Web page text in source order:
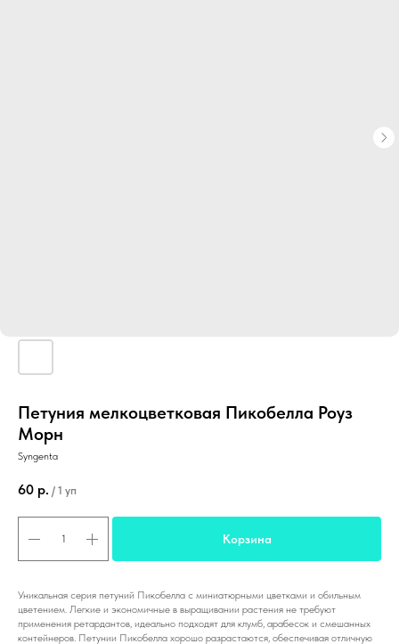
Петуния мелкоцветковая Пикобелла Роуз
Морн
Syngenta
60 р. / 1 уп
Корзина
Уникальная серия петуний Пикобелла с миниатюрными цветками и обильным
цветением. Легкие и экономичные в выращивании растения не требуют
применения ретардантов, идеально подходят для клумб, арабесок и смешанных
контейнеров. Петунии Пикобелла хорошо разрастаются, обеспечивая отличную